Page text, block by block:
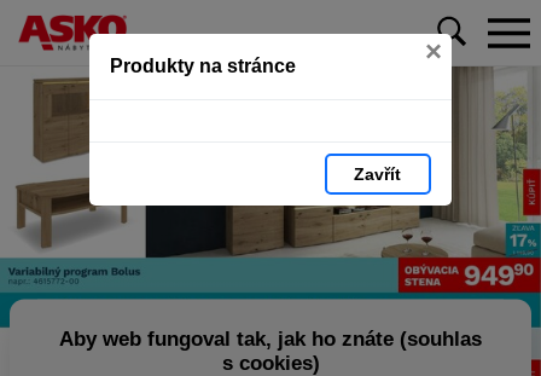
Produkty na stránce ×
Zavřít
Aby web fungoval tak, jak ho znáte (souhlas
s cookies)